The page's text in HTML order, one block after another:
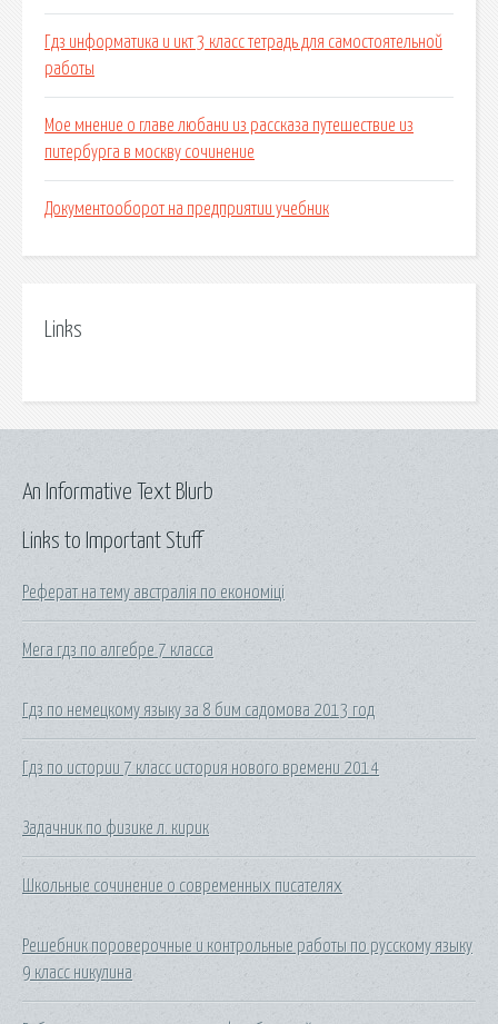
Гдз информатика и икт 3 класс тетрадь для самостоятельной
работы
Мое мнение о главе любани из рассказа путешествие из
питербурга в москву сочинение
Документооборот на предприятии учебник
Links
Links to Important Stuff
Реферат на тему австралія по економіці
Мега гдз по алгебре 7 класса
Гдз по немецкому языку за 8 бим садомова 2013 год
Гдз по истории 7 класс история нового времени 2014
Задачник по физике л. кирик
Школьные сочинение о современных писателях
Решебник пороверочные и контрольные работы по русскому языку
9 класс никулина
An Informative Text Blurb